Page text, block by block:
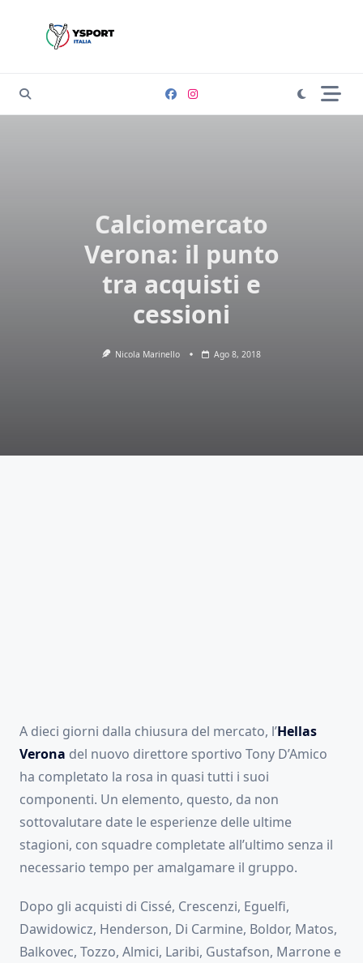
Calciomercato
Verona: il punto
tra acquisti e
cessioni
Nicola Marinello Ago 8, 2018
A dieci giorni dalla chiusura del mercato, l’Hellas
Verona del nuovo direttore sportivo Tony D’Amico
ha completato la rosa in quasi tutti i suoi
componenti. Un elemento, questo, da non
sottovalutare date le esperienze delle ultime
stagioni, con squadre completate all’ultimo senza il
necessario tempo per amalgamare il gruppo.
Dopo gli acquisti di Cissé, Crescenzi, Eguelfi,
Dawidowicz, Henderson, Di Carmine, Boldor, Matos,
Balkovec, Tozzo, Almici, Laribi, Gustafson, Marrone e